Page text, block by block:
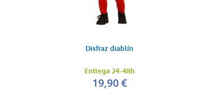
Disfraz diablín
Entrega 24-48h
19,90 €